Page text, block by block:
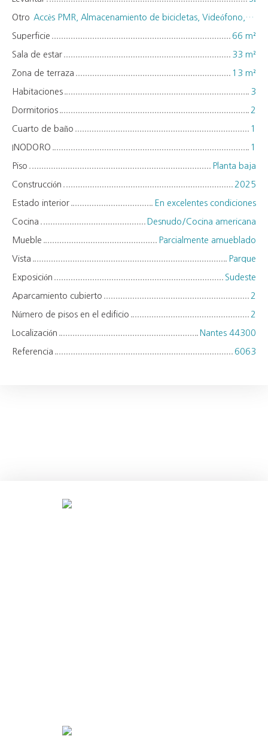
Otro Accès PMR, Almacenamiento de bicicletas, Videófono, Persianas eléctricas
Superficie 66 m²
Sala de estar 33 m²
Zona de terraza 13 m²
Habitaciones 3
Dormitorios 2
Cuarto de baño 1
INODORO 1
Piso Planta baja
Construcción 2025
Estado interior En excelentes condiciones
Cocina Desnudo/Cocina americana
Mueble Parcialmente amueblado
Vista Parque
Exposición Sudeste
Aparcamiento cubierto 2
Número de pisos en el edificio 2
Localización Nantes 44300
Referencia 6063